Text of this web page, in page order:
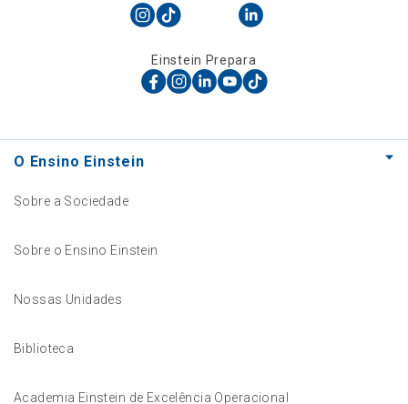
Einstein Prepara
O Ensino Einstein
Sobre a Sociedade
Sobre o Ensino Einstein
Nossas Unidades
Biblioteca
Academia Einstein de Excelência Operacional